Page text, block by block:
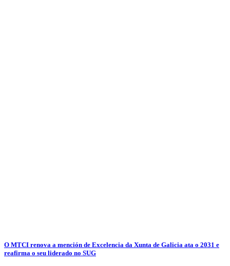
O MTCI renova a mención de Excelencia da Xunta de Galicia ata o 2031 e
reafirma o seu liderado no SUG